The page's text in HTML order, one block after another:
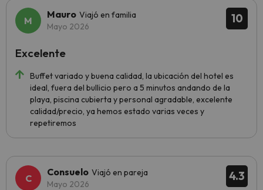
10
Mauro Viajó en familia
Mayo 2026
Buffet variado y buena calidad, la ubicación del hotel es
ideal, fuera del bullicio pero a 5 minutos andando de la
playa, piscina cubierta y personal agradable, excelente
calidad/precio, ya hemos estado varias veces y
repetiremos
Excelente
4.3
Consuelo Viajó en pareja
Mayo 2026